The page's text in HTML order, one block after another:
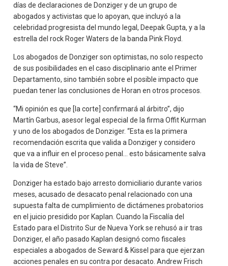
días de declaraciones de Donziger y de un grupo de
abogados y activistas que lo apoyan, que incluyó a la
celebridad progresista del mundo legal, Deepak Gupta, y a la
estrella del rock Roger Waters de la banda Pink Floyd.
Los abogados de Donziger son optimistas, no solo respecto
de sus posibilidades en el caso disciplinario ante el Primer
Departamento, sino también sobre el posible impacto que
puedan tener las conclusiones de Horan en otros procesos.
“Mi opinión es que [la corte] confirmará al árbitro”, dijo
Martín Garbus, asesor legal especial de la firma Offit Kurman
y uno de los abogados de Donziger. “Esta es la primera
recomendación escrita que valida a Donziger y considero
que va a influir en el proceso penal… esto básicamente salva
la vida de Steve”.
Donziger ha estado bajo arresto domiciliario durante varios
meses, acusado de desacato penal relacionado con una
supuesta falta de cumplimiento de dictámenes probatorios
en el juicio presidido por Kaplan. Cuando la Fiscalía del
Estado para el Distrito Sur de Nueva York se rehusó a ir tras
Donziger, el año pasado Kaplan designó como fiscales
especiales a abogados de Seward & Kissel para que ejerzan
acciones penales en su contra por desacato. Andrew Frisch